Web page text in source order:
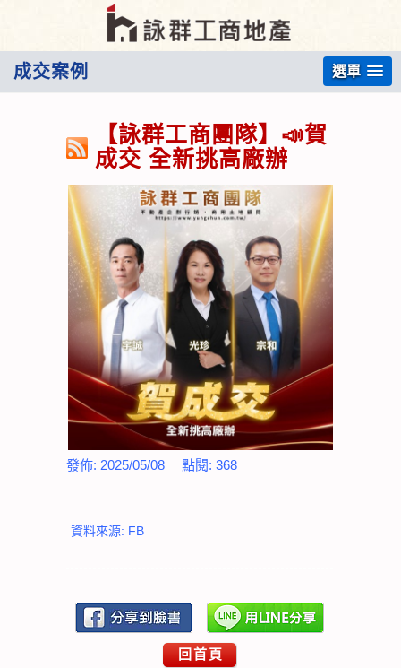
成交案例 選單
【詠群工商團隊】📣賀
成交 全新挑高廠辦
發佈: 2025/05/08 點閱: 368
資料來源: FB
回首頁